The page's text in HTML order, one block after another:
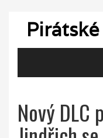
Nový DLC